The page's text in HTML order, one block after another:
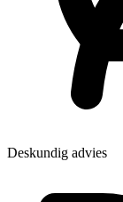
Deskundig advies